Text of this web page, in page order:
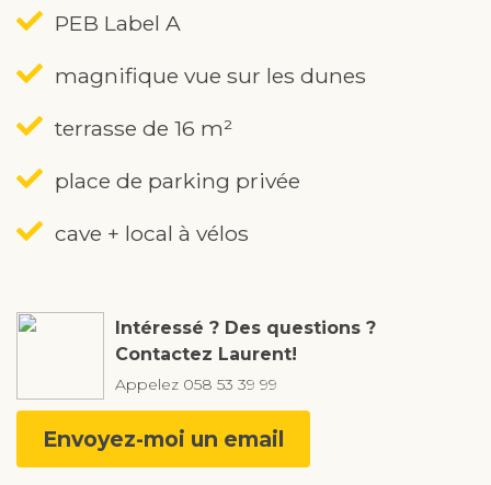
PEB Label A
magnifique vue sur les dunes
terrasse de 16 m²
place de parking privée
cave + local à vélos
Intéressé ? Des questions ?
Contactez Laurent!
Appelez 058 53 39 99
Envoyez-moi un email